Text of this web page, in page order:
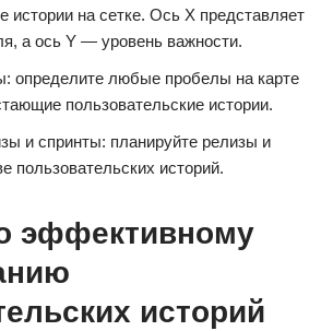
истории на сетке. Ось X представляет
а ось Y — уровень важности.
определите любые пробелы на карте
пользовательские истории.
и спринты: планируйте релизы и
пользовательских историй.
эффективному
историй